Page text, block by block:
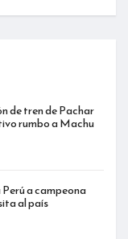
de tren de Pachar
rumbo a Machu
a campeona
al país